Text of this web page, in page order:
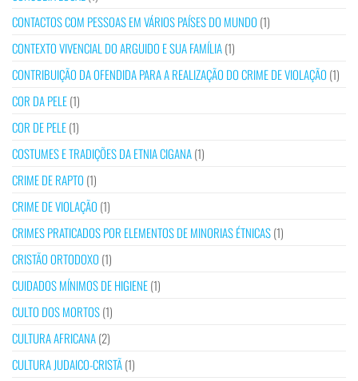
CONTACTOS COM PESSOAS EM VÁRIOS PAÍSES DO MUNDO (1)
CONTEXTO VIVENCIAL DO ARGUIDO E SUA FAMÍLIA(1)
CONTRIBUIÇÃO DA OFENDIDA PARA A REALIZAÇÃO DO CRIME DE VIOLAÇÃO (1)
COR DA PELE(1)
COR DE PELE(1)
COSTUMES E TRADIÇÕES DA ETNIA CIGANA(1)
CRIME DE RAPTO (1)
CRIME DE VIOLAÇÃO (1)
CRIMES PRATICADOS POR ELEMENTOS DE MINORIAS ÉTNICAS(1)
CRISTÃO ORTODOXO (1)
CUIDADOS MÍNIMOS DE HIGIENE(1)
CULTO DOS MORTOS(1)
CULTURA AFRICANA(2)
CULTURA JUDAICO-CRISTÃ(1)